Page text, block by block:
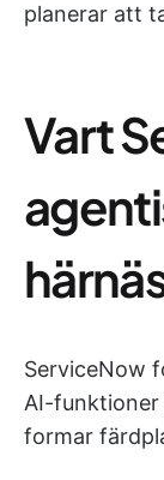
planerar att
Vart
ServiceNow
AI-funktioner
formar